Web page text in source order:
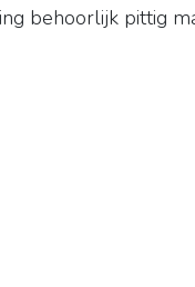
behoorlijk pittig